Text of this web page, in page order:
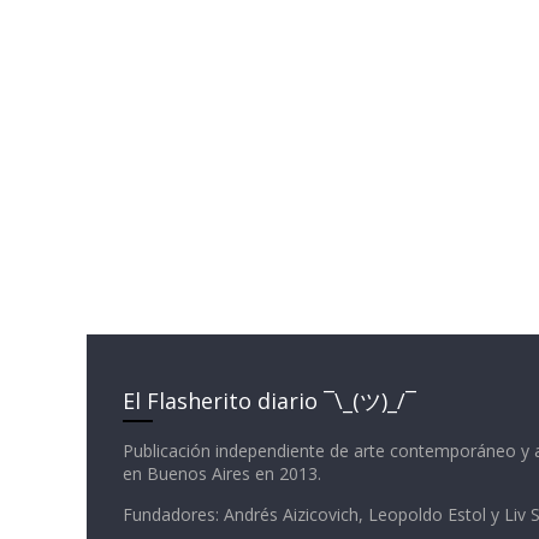
El Flasherito diario ¯\_(ツ)_/¯
Publicación independiente de arte contemporáneo y
en Buenos Aires en 2013.
Fundadores: Andrés Aizicovich, Leopoldo Estol y Liv